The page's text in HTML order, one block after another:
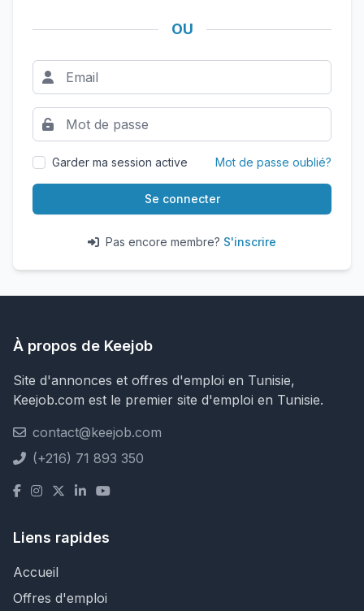
OU
Garder ma session active Mot de passe oublié?
Se connecter
Pas encore membre? S'inscrire
À propos de Keejob
Site d'annonces et offres d'emploi en Tunisie,
Keejob.com est le premier site d'emploi en Tunisie.
contact@keejob.com
(+216) 71 893 350
Liens rapides
Accueil
Offres d'emploi